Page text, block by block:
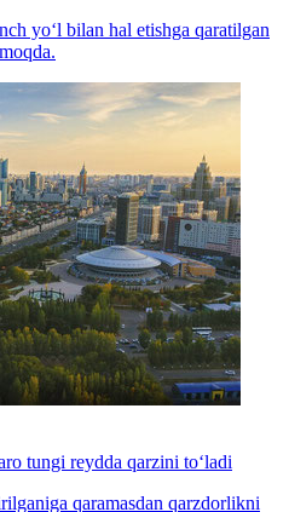
yo‘l bilan hal etishga qaratilgan
tungi reydda qarzini to‘ladi
qaramasdan qarzdorlikni